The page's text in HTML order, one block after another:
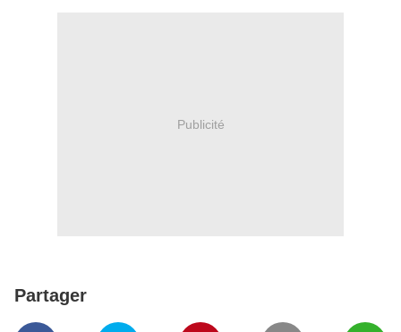
Publicité
Partager